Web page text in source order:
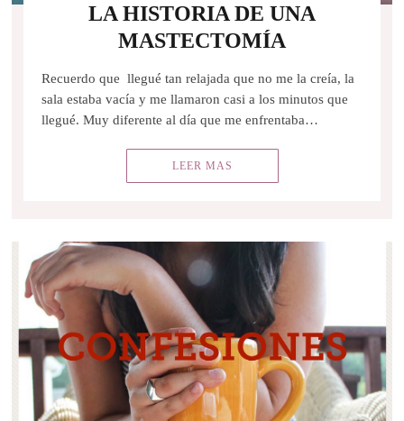
LA HISTORIA DE UNA
MASTECTOMÍA
Recuerdo que llegué tan relajada que no me la creía, la
sala estaba vacía y me llamaron casi a los minutos que
llegué. Muy diferente al día que me enfrentaba…
LEER MAS